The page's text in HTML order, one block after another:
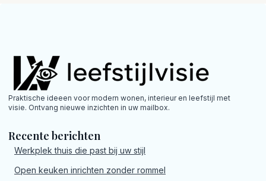
Praktische ideeen voor modern wonen, interieur en leefstijl met
visie. Ontvang nieuwe inzichten in uw mailbox.
Recente berichten
Werkplek thuis die past bij uw stijl
Open keuken inrichten zonder rommel